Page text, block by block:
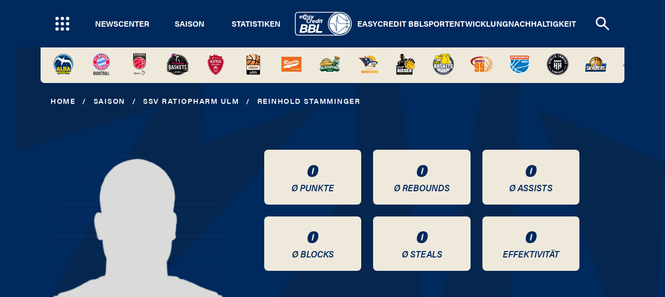
NEWSCENTER SAISON STATISTIKEN EASYCREDIT BBLSPORTENTWICKLUNGNACHHALTIGKEIT
HOME / SAISON / SSV RATIOPHARM ULM / REINHOLD STAMMINGER
0
Ø PUNKTE
0
Ø REBOUNDS
0
Ø ASSISTS
0
Ø BLOCKS
0
Ø STEALS
0
EFFEKTIVITÄT